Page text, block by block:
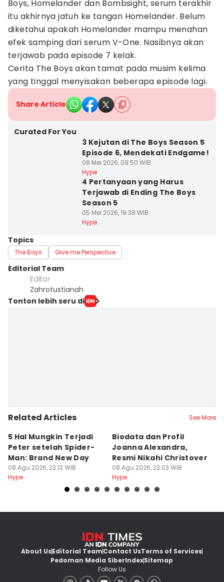
Boys, Homelander dan Bombsight, serum terakhir
itu akhirnya jatuh ke tangan Homelander. Belum
diketahui apakah Homelander mampu menahan
efek samping dari serum V-One. Nasibnya akan
terjawab pada episode 7 kelak.
Cerita The Boys akan tamat pada musim kelima
yang tinggal menyisakan beberapa episode lagi.
Share Article
Curated For You
3 Kejutan di The Boys Season 5
Episode 6, Mendekati Endgame!
08 Mei 2026, 09:50 WIB
Hype
4 Pertanyaan yang Harus
Terjawab di Ending The Boys
Season 5
05 Mei 2026, 19:38 WIB
Hype
Topics
The Boys Give me Perspective
Editorial Team
Editor
Zahrotustianah
Tonton lebih seru di
Related Articles See More
5 Hal Mungkin Terjadi
Peter setelah Spider-
Man: Brand New Day
08 Agu 2026, 23:13 WIB
Hype
Biodata dan Profil
Joanna Alexandra,
Resmi Nikahi Christover
08 Agu 2026, 23:03 WIB
Hype
About UsEditorial TeamContact UsTerms of Services
Pedoman Media SiberIndexSitemap
Follow Us